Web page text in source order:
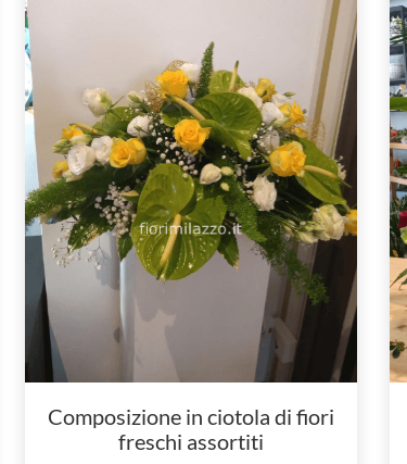
Composizione in ciotola di fiori
freschi assortiti